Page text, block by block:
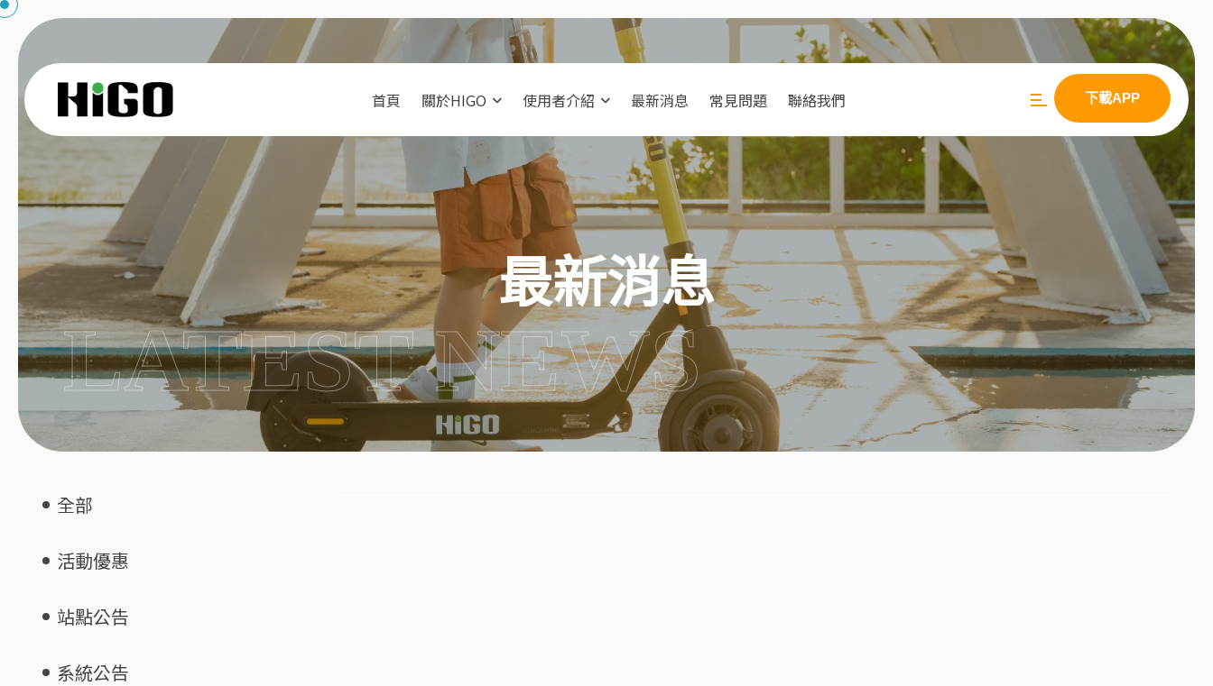
首頁 關於HIGO 使用者介紹 最新消息 常見問題 聯絡我們
下載APP
LATEST NEWS
最新消息
全部
活動優惠
站點公告
系統公告